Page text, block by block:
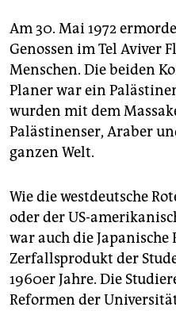
Am 30. Mai 1972
Genossen im Tel Aviver
Menschen. Die beiden
Planer war ein
wurden mit dem
Palästinenser, Araber
ganzen Welt.
Wie die westdeutsche
oder der US-
war auch die Japanische
Zerfallsprodukt der
1960er Jahre. Die
Reformen der